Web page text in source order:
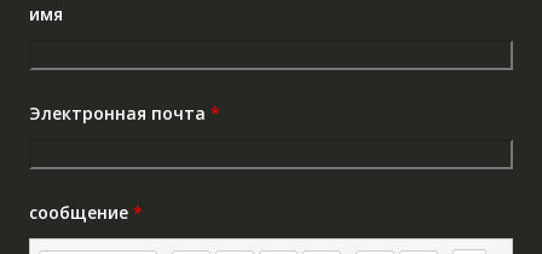
имя
Электронная почта *
сообщение *